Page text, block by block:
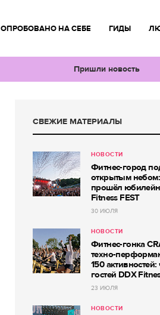
ОПРОБОВАНО НА СЕБЕ ГИДЫ
Пришли новость
СВЕЖИЕ МАТЕРИАЛЫ
НОВОСТИ
Фитнес-город
открытым
прошёл
Fitness FEST
30 ИЮЛЯ
НОВОСТИ
Фитнес-гонка
техно-
150 активностей:
гостей DDX
23 ИЮЛЯ
НОВОСТИ